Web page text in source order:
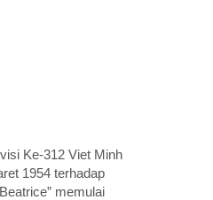
Ke-312 Viet Minh
1954 terhadap
memulai